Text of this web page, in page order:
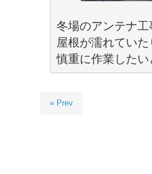
冬場のアンテナ工
屋根が濡れてい
慎重に作業したい
« Prev